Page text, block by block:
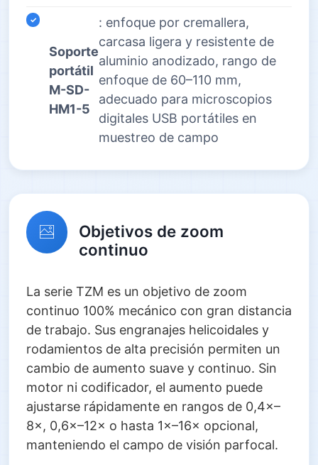
Soporte
portátil
M-SD-
HM1-5
: enfoque por cremallera,
carcasa ligera y resistente de
aluminio anodizado, rango de
enfoque de 60–110 mm,
adecuado para microscopios
digitales USB portátiles en
muestreo de campo
Objetivos de zoom
continuo
La serie TZM es un objetivo de zoom
continuo 100% mecánico con gran distancia
de trabajo. Sus engranajes helicoidales y
rodamientos de alta precisión permiten un
cambio de aumento suave y continuo. Sin
motor ni codificador, el aumento puede
ajustarse rápidamente en rangos de 0,4×–
8×, 0,6×–12× o hasta 1×–16× opcional,
manteniendo el campo de visión parfocal.